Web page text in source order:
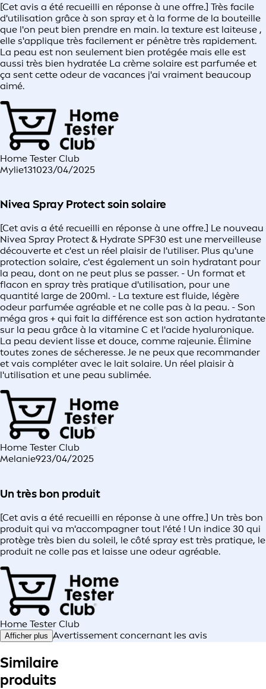
[Cet avis a été recueilli en réponse à une offre.] Très facile
d'utilisation grâce à son spray et à la forme de la bouteille
que l'on peut bien prendre en main. la texture est laiteuse ,
elle s'applique très facilement er pénètre très rapidement.
La peau est non seulement bien protégée mais elle est
aussi très bien hydratée La crème solaire est parfumée et
ça sent cette odeur de vacances j'ai vraiment beaucoup
aimé.
Home Tester Club
Mylie131023/04/2025
Nivea Spray Protect soin solaire
[Cet avis a été recueilli en réponse à une offre.] Le nouveau
Nivea Spray Protect & Hydrate SPF30 est une merveilleuse
découverte et c'est un réel plaisir de l'utiliser. Plus qu'une
protection solaire, c'est également un soin hydratant pour
la peau, dont on ne peut plus se passer. - Un format et
flacon en spray très pratique d'utilisation, pour une
quantité large de 200ml. - La texture est fluide, légère
odeur parfumée agréable et ne colle pas à la peau. - Son
méga gros + qui fait la différence est son action hydratante
sur la peau grâce à la vitamine C et l'acide hyaluronique.
La peau devient lisse et douce, comme rajeunie. Élimine
toutes zones de sécheresse. Je ne peux que recommander
et vais compléter avec le lait solaire. Un réel plaisir à
l'utilisation et une peau sublimée.
Home Tester Club
Melanie923/04/2025
Un très bon produit
[Cet avis a été recueilli en réponse à une offre.] Un très bon
produit qui va m'accompagner tout l'été ! Un indice 30 qui
protège très bien du soleil, le côté spray est très pratique, le
produit ne colle pas et laisse une odeur agréable.
Home Tester Club
Afficher plus Avertissement concernant les avis
Similaire
produits